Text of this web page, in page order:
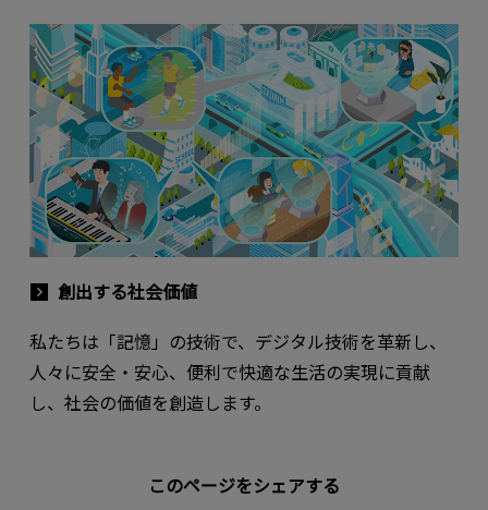
創出する社会価値
私たちは「記憶」の技術で、デジタル技術を革新し、
人々に安全・安心、便利で快適な生活の実現に貢献
し、社会の価値を創造します。
このページをシェアする